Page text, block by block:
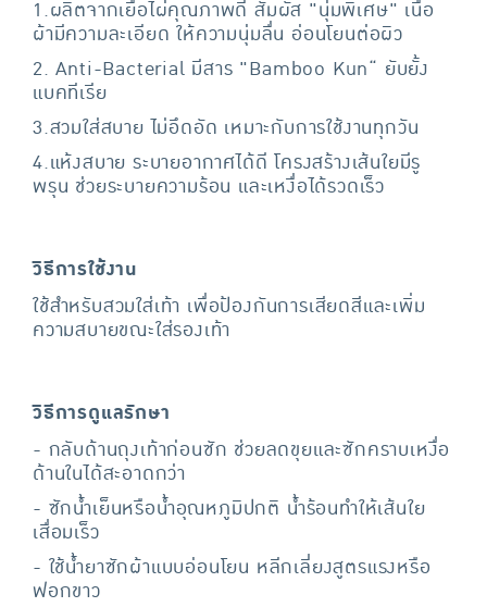
1.ผลิตจากเยื่อไผ่คุณภาพดี สัมผัส "นุ่มพิเศษ" เนื้อ
ผ้ามีความละเอียด ให้ความนุ่มลื่น อ่อนโยนต่อผิว
2. Anti-Bacterial มีสาร "Bamboo Kun“ ยับยั้ง
แบคทีเรีย
3.สวมใส่สบาย ไม่อึดอัด เหมาะกับการใช้งานทุกวัน
4.แห้งสบาย ระบายอากาศได้ดี โครงสร้างเส้นใยมีรู
พรุน ช่วยระบายความร้อน และเหงื่อได้รวดเร็ว
วิธีการใช้งาน
ใช้สำหรับสวมใส่เท้า เพื่อป้องกันการเสียดสีและเพิ่ม
ความสบายขณะใส่รองเท้า
วิธีการดูแลรักษา
- กลับด้านถุงเท้าก่อนซัก ช่วยลดขุยและซักคราบเหงื่อ
ด้านในได้สะอาดกว่า
- ซักน้ำเย็นหรือน้ำอุณหภูมิปกติ น้ำร้อนทำให้เส้นใย
เสื่อมเร็ว
- ใช้น้ำยาซักผ้าแบบอ่อนโยน หลีกเลี่ยงสูตรแรงหรือ
ฟอกขาว